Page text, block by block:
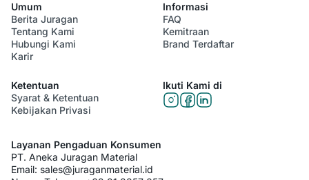
Umum
Berita Juragan
Tentang Kami
Hubungi Kami
Karir
Informasi
FAQ
Kemitraan
Brand Terdaftar
Ketentuan
Syarat & Ketentuan
Kebijakan Privasi
Ikuti Kami di
Layanan Pengaduan Konsumen
PT. Aneka Juragan Material
Email: sales@juraganmaterial.id